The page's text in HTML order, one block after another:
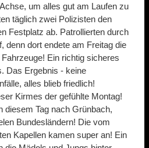
um alles gut am Laufen zu
täglich zwei Polizisten den
Festplatz ab. Patrollierten durch
denn dort endete am Freitag die
Ein richtig sicheres
Das Ergebnis - keine
alles blieb friedlich!
Kirmes der gefühlte Montag!
diesem Tag nach Grünbach,
Bundesländern! Die vom
Kapellen kamen super an! Ein